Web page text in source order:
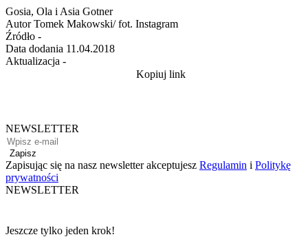
Gosia, Ola i Asia Gotner
Autor Tomek Makowski/ fot. Instagram
Źródło -
Data dodania 11.04.2018
Aktualizacja -
Kopiuj link
NEWSLETTER
Zapisz
Zapisując się na nasz newsletter akceptujesz Regulamin i Politykę
prywatności
NEWSLETTER
Jeszcze tylko jeden krok!